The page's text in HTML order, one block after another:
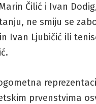
Čilić i Ivan
ne smiju se
Ivan Ljubičić ili
prvenstvima